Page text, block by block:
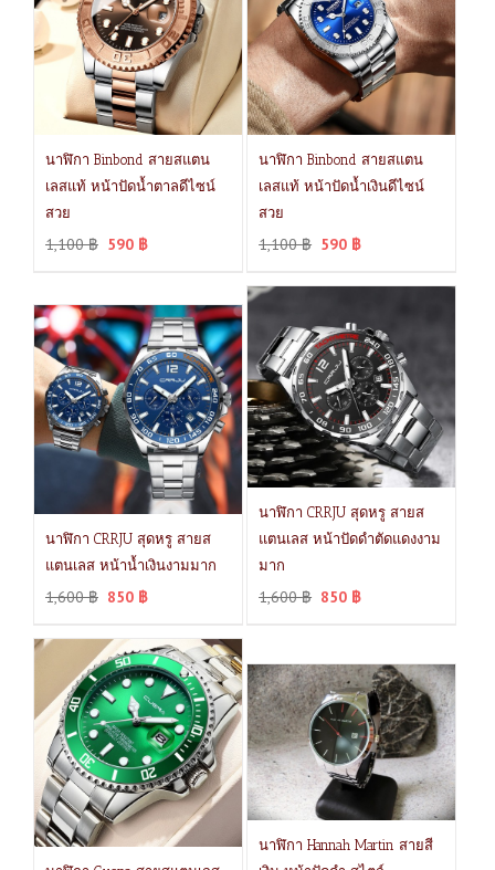
นาฬิกา Binbond สายสแตน
เลสแท้ หน้าปัดน้ำตาลดีไซน์
สวย
1,100฿ 590 ฿
นาฬิกา Binbond สายสแตน
เลสแท้ หน้าปัดน้ำเงินดีไซน์
สวย
1,100฿ 590 ฿
นาฬิกา CRRJU สุดหรู สายส
แตนเลส หน้าน้ำเงินงามมาก
1,600฿ 850 ฿
นาฬิกา CRRJU สุดหรู สายส
แตนเลส หน้าปัดดำตัดแดงงาม
มาก
1,600฿ 850 ฿
นาฬิกา Hannah Martin สายสี